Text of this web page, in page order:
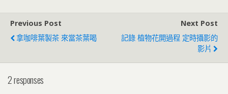
Previous Post
拿咖啡葉製茶 來當茶葉喝
Next Post
記錄 植物花開過程 定時攝影的
影片
2 responses